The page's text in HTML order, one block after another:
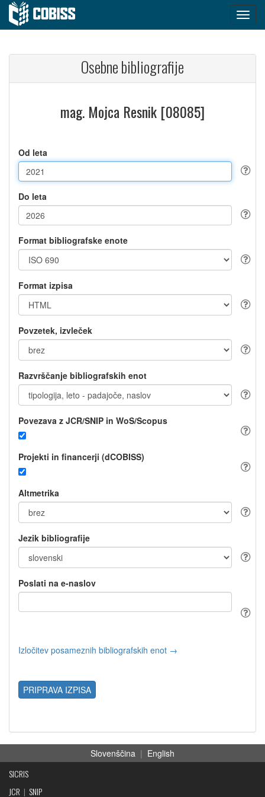
Osebne bibliografije
mag. Mojca Resnik [08085]
Od leta
Do leta
Format bibliografske enote
Format izpisa
Povzetek, izvleček
Razvrščanje bibliografskih enot
Povezava z JCR/SNIP in WoS/Scopus
Projekti in financerji (dCOBISS)
Altmetrika
Jezik bibliografije
Poslati na e-naslov
Izločitev posameznih bibliografskih enot →
PRIPRAVA IZPISA
Slovenščina | English
SICRIS
JCR | SNIP